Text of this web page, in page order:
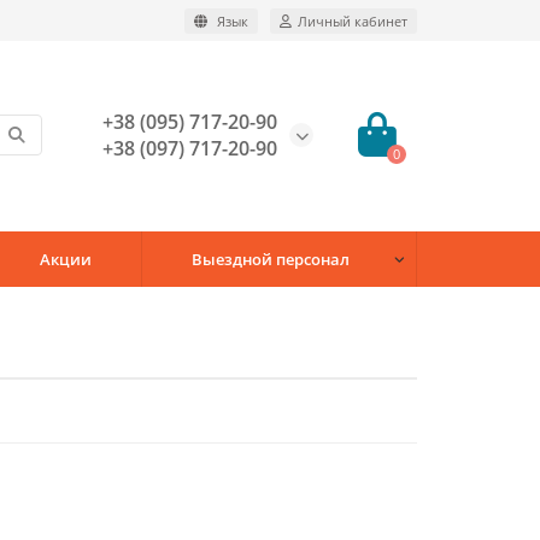
Язык Личный кабинет
+38 (095) 717-20-90
+38 (097) 717-20-90
0
Акции Выездной персонал